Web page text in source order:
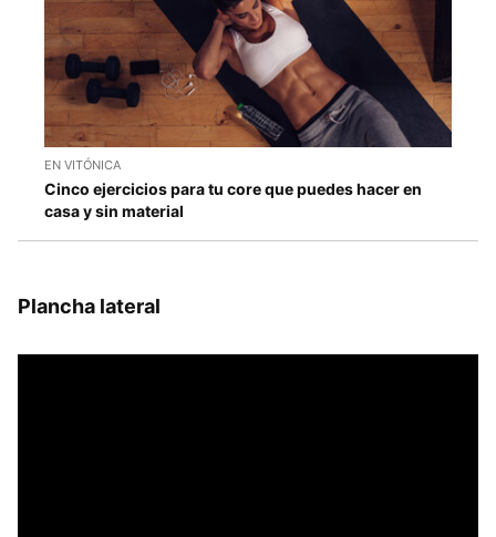
EN VITÓNICA
Cinco ejercicios para tu core que puedes hacer en
casa y sin material
Plancha lateral